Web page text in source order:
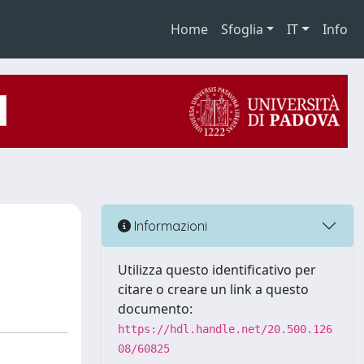
Home Sfoglia IT Info
Informazioni
Utilizza questo identificativo per
citare o creare un link a questo
documento:
https://hdl.handle.net/20.500.126
08/60825